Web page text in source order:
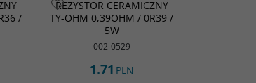
/
REZYSTOR CERAMICZNY
TY-OHM 0,39OHM / 0R39 /
5W
002-0529
1.71 PLN